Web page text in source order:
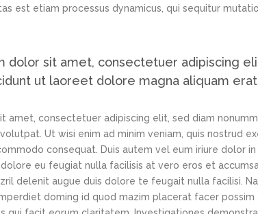
est etiam processus dynamicus, qui sequitur
dolor sit amet, consectetuer adipiscing
ut laoreet dolore magna aliquam
amet, consectetuer adipiscing elit, sed diam
Ut wisi enim ad minim veniam, quis nostrud
consequat. Duis autem vel eum iriure dolor
eu feugiat nulla facilisis at vero eros et
delenit augue duis dolore te feugait nulla facilisi.
doming id quod mazim placerat facer possim